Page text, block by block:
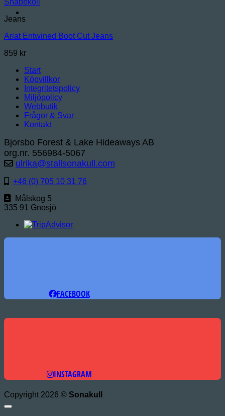
Snabbkoll
Jeans
Ariat Entwined Boot Cut Jeans
859 kr
Start
Köpvillkor
Integritetspolicy
Miljöpolicy
Webbutik
Frågor & Svar
Kontakt
Bjorsbo Forest & Lake Hideaways AB
org.nr. 556984-5067
ulrika@stallsonakull.com
+46 (0) 705 10 31 76
Målskog 5
335 91 Gnosjö
FACEBOOK
INSTAGRAM
Copyright 2026 © Sonakull